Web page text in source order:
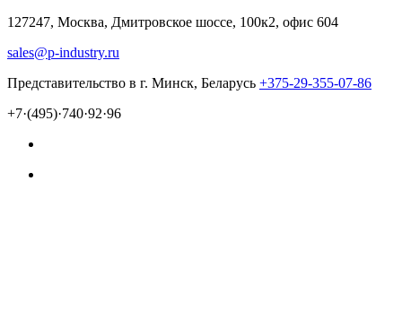
127247, Москва, Дмитровское шоссе, 100к2, офис 604
sales@p-industry.ru
Представительство в г. Минск, Беларусь +375-29-355-07-86
+7·(495)·740·92·96